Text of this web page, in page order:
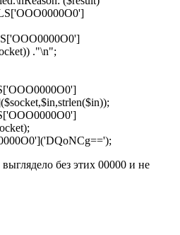
."\n";
без этих 00000 и не